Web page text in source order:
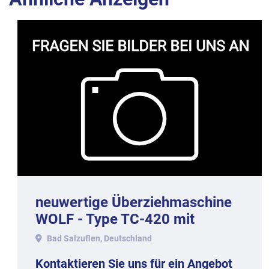
neuwertige Überziehmaschine
WOLF - Type TC-420 mit
Temperiermaschine UF-200.
Bad Salzuflen, Deutschland
Kontaktieren Sie uns für ein Angebot